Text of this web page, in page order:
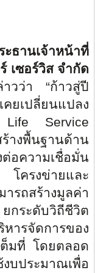
ธานเจ้าหน้าที่
เซอร์วิส จำกัด
าวว่า “ก้าวสู่ปี
คยเปลี่ยนแปลง
Life Service
างพื้นฐานด้าน
ต่อความเชื่อมั่น
งข่ายและ
ารถสร้างมูลค่า
ะดับวิถีชีวิต
ารจัดการของ
ต็มที่ โดยตลอด
บประมาณเพื่อ